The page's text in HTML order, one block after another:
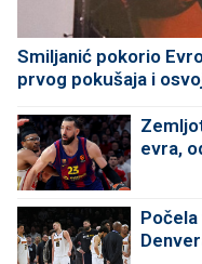
Smiljanić pokorio
prvog pokušaja i
evra,